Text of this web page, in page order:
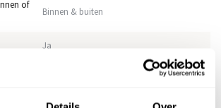
of
Binnen & buiten
Ja